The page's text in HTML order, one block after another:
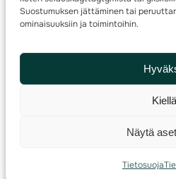
Suostumuksen jättäminen tai
ominaisuuksiin ja toimintoihin.
Kiellä
Näytä
Tietosuoja
© 2025 ·Suomen Suunnistusliitto·
info(a)suunnistusliitto.fi,Rastilipun
Kilpailut ja kuntorastit –